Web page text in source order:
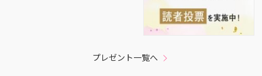
プレゼント一覧へ